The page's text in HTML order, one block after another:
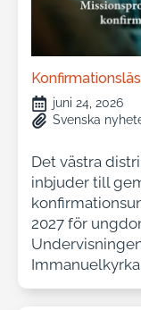
juni 24, 2026
Svenska
Det västra
inbjuder till
2027 för